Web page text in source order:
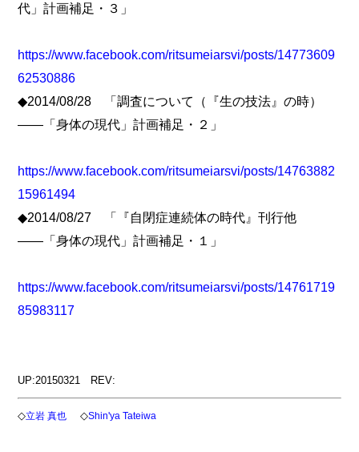
代」計画補足・３」
https://www.facebook.com/ritsumeiarsvi/posts/14773609
62530886
◆2014/08/28 「調査について（『生の技法』の時）
――「身体の現代」計画補足・２」
https://www.facebook.com/ritsumeiarsvi/posts/14763882
15961494
◆2014/08/27 「『自閉症連続体の時代』刊行他
――「身体の現代」計画補足・１」
https://www.facebook.com/ritsumeiarsvi/posts/14761719
85983117
UP:20150321 REV:
◇立岩 真也 ◇Shin'ya Tateiwa